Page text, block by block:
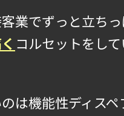
業でずっと立ち
コルセットをし
は機能性ディスペ